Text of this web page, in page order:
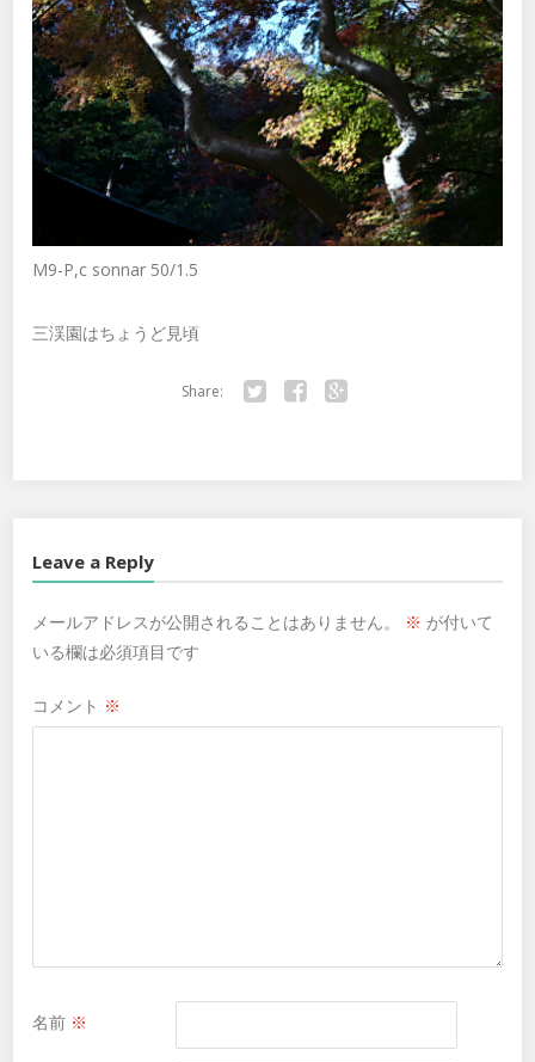
M9-P,c sonnar 50/1.5
三渓園はちょうど見頃
Share:
Leave a Reply
メールアドレスが公開されることはありません。 ※ が付いて
いる欄は必須項目です
コメント ※
名前 ※